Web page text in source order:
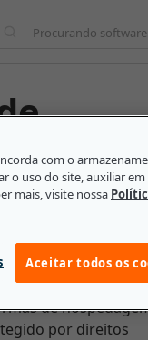
que pode
arquivo ou
a a um
de impressões
de
por direitos
com o
o uso do site, auxiliar
mais, visite nossa
Aceitar todos os